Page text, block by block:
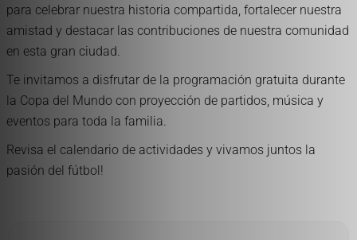
para celebrar nuestra historia compartida, fortalecer nuestra
amistad y destacar las contribuciones de nuestra comunidad
en esta gran ciudad.
Te invitamos a disfrutar de la programación gratuita durante
la Copa del Mundo con proyección de partidos, música y
eventos para toda la familia.
Revisa el calendario de actividades y vivamos juntos la
pasión del fútbol!